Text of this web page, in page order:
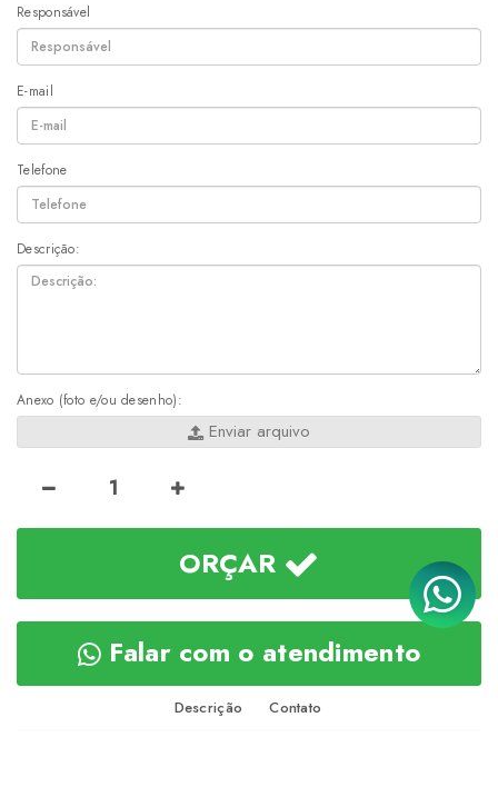
Responsável
E-mail
Telefone
Descrição:
Anexo (foto e/ou desenho):
Enviar arquivo
ORÇAR
Falar com o atendimento
Descrição Contato